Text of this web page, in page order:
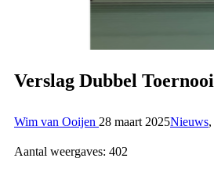
Verslag Dubbel Toernooi
Wim van Ooijen 28 maart 2025Nieuws,
Aantal weergaves: 402